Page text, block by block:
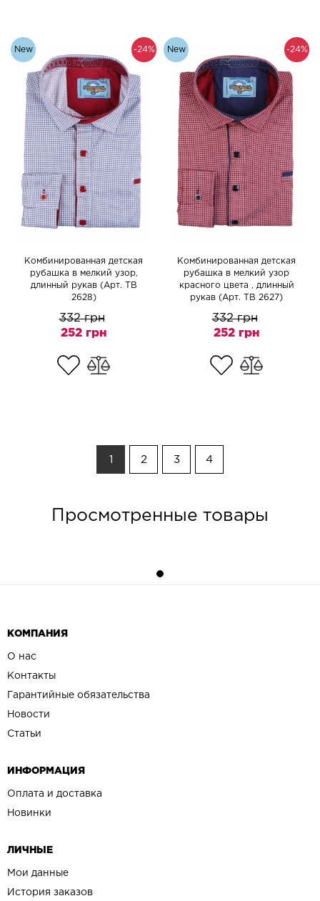
-24%
New
Комбинированная детская
рубашка в мелкий узор,
длинный рукав (Арт. TB
2628)
332 грн
252 грн
-24%
New
Комбинированная детская
рубашка в мелкий узор
красного цвета , длинный
рукав (Арт. TB 2627)
332 грн
252 грн
2 3 4
Просмотренные товары
КОМПАНИЯ
О нас
Контакты
Гарантийные обязательства
Новости
Статьи
ИНФОРМАЦИЯ
Оплата и доставка
Новинки
ЛИЧНЫЕ
Мои данные
История заказов